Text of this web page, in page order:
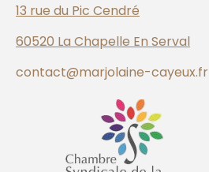
13 rue du Pic Cendré
60520 La Chapelle En Serval
contact@marjolaine-cayeux.fr